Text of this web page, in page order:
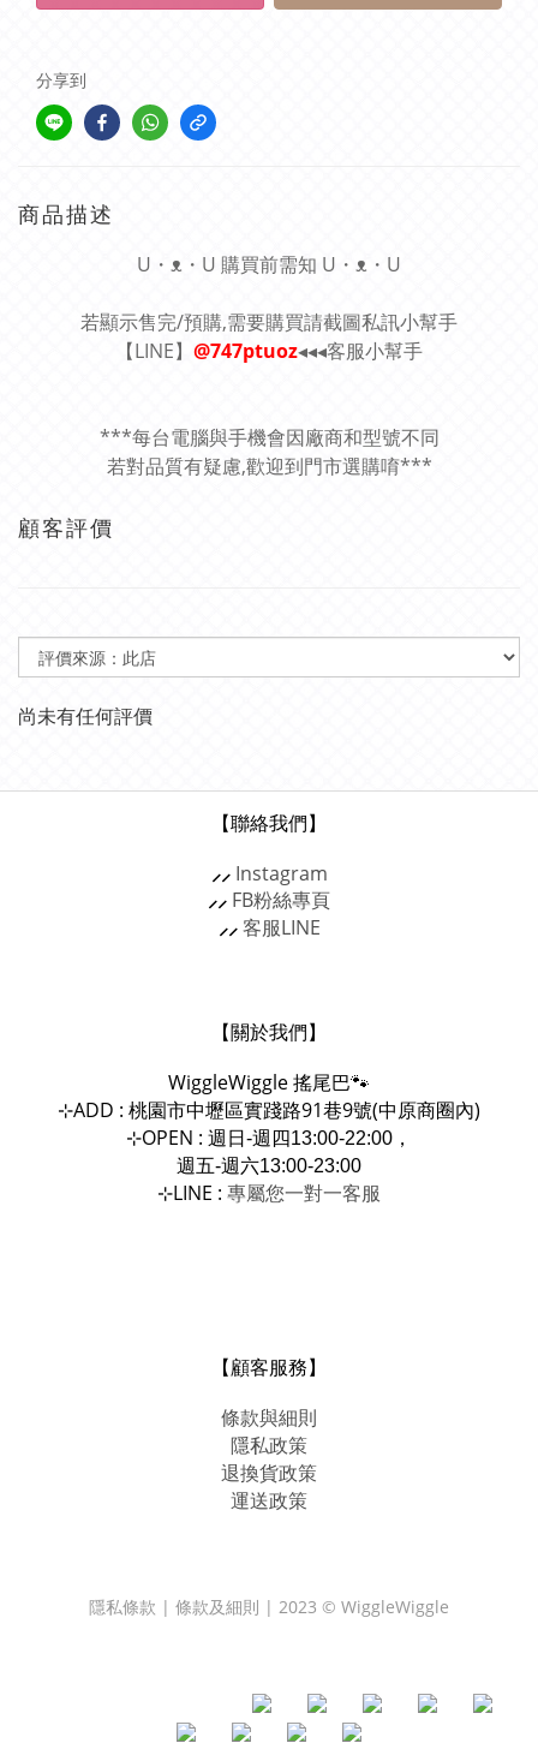
分享到
商品描述
U・ᴥ・U 購買前需知 U・ᴥ・U
若顯示售完/預購,需要購買請截圖私訊小幫手
【LINE】 @747ptuoz◂◂◂客服小幫手
***每台電腦與手機會因廠商和型號不同
若對品質有疑慮,歡迎到門市選購唷***
顧客評價
尚未有任何評價
【聯絡我們】
⸝⸝ Instagram
⸝⸝ FB粉絲專頁
⸝⸝客服LINE
【關於我們】
WiggleWiggle搖尾巴🐾
⊹ADD : 桃園市中壢區實踐路91巷9號(中原商圈內)
⊹OPEN : 週日-週四13:00-22:00，
週五-週六13:00-23:00
⊹LINE : 專屬您一對一客服
【顧客服務】
條款與細則
隱私政策
退換貨政策
運送政策
隱私條款 | 條款及細則 | 2023 © WiggleWiggle